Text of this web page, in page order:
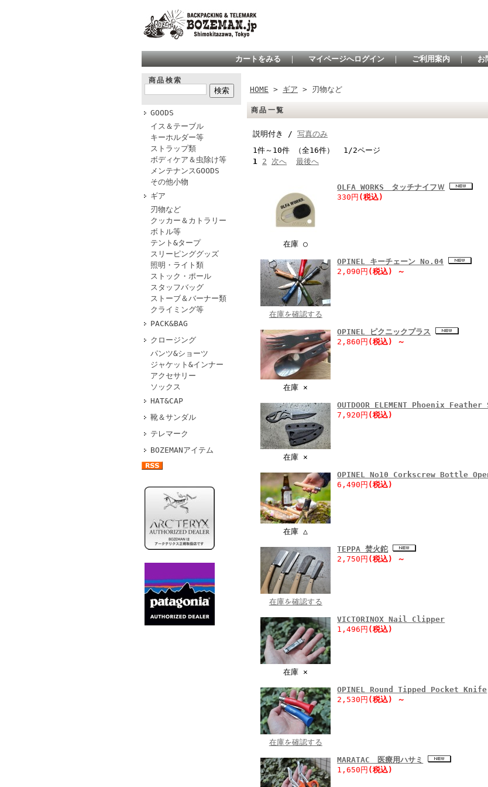
カートをみる ｜ マイページへログイン ｜ ご利用案内 ｜ お
商品検索
GOODS
イス＆テーブル
キーホルダー等
ストラップ類
ボディケア＆虫除け等
メンテナンスGOODS
その他小物
ギア
刃物など
クッカー＆カトラリー
ボトル等
テント&タープ
スリーピンググッズ
照明・ライト類
ストック・ポール
スタッフバッグ
ストーブ＆バーナー類
クライミング等
PACK&BAG
クロージング
パンツ&ショーツ
ジャケット&インナー
アクセサリー
ソックス
HAT&CAP
靴＆サンダル
テレマーク
BOZEMANアイテム
HOME > ギア > 刃物など
商品一覧
説明付き / 写真のみ
1件～10件 （全16件） 1/2ページ
1 2 次へ 最後へ
在庫 ○
OLFA WORKS タッチナイフＷ
330円 (税込)
在庫を確認する
OPINEL キーチェーン No.04
2,090円 (税込) ～
在庫 ×
OPINEL ピクニックプラス
2,860円 (税込) ～
在庫 ×
OUTDOOR ELEMENT Phoenix
7,920円 (税込)
在庫 △
OPINEL No10 Corkscrew Bottle
6,490円 (税込)
在庫を確認する
TEPPA 焚火鉈
2,750円 (税込) ～
在庫 ×
VICTORINOX Nail Clipper
1,496円 (税込)
在庫を確認する
OPINEL Round Tipped Pocket Knife
2,530円 (税込) ～
MARATAC 医療用ハサミ
1,650円 (税込)